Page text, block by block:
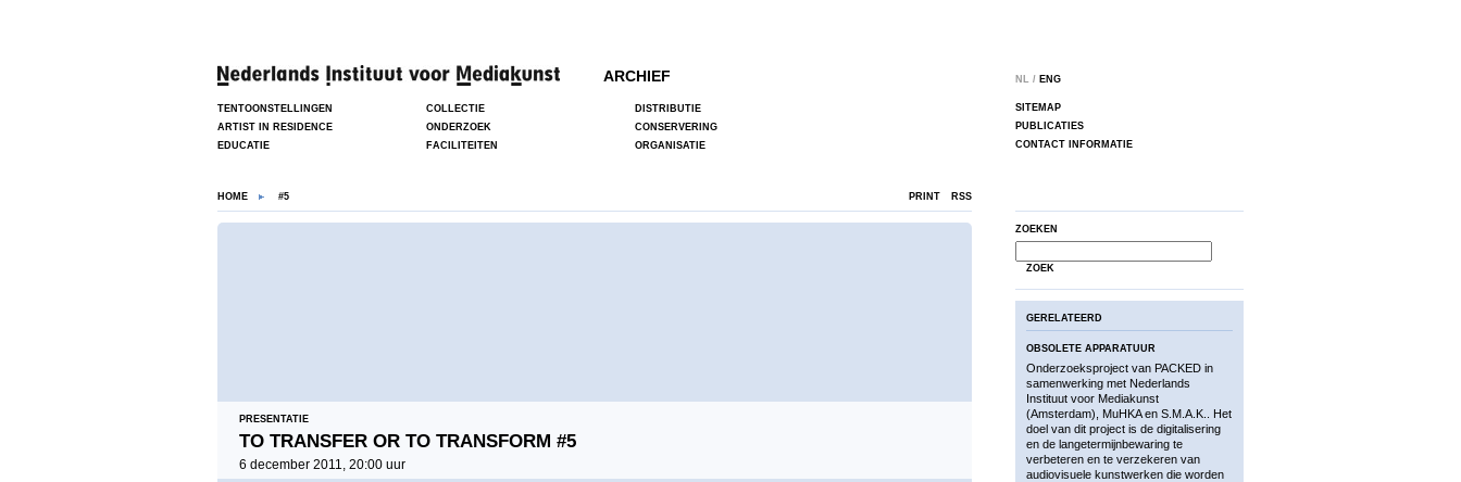
ARCHIEF
TENTOONSTELLINGEN COLLECTIE
DISTRIBUTIE
ARTIST IN RESIDENCE
ONDERZOEK
CONSERVERING
EDUCATIE
FACILITEITEN ORGANISATIE
HOME #5 PRINT RSS
PRESENTATIE
TO TRANSFER OR TO TRANSFORM #5
6 december 2011, 20:00 uur
NL / ENG
SITEMAP
PUBLICATIES
CONTACT INFORMATIE
ZOEKEN
ZOEK
GERELATEERD
OBSOLETE APPARATUUR
Onderzoeksproject van PACKED in
samenwerking met Nederlands
Instituut voor Mediakunst
(Amsterdam), MuHKA en S.M.A.K.. Het
doel van dit project is de digitalisering
en de langetermijnbewaring te
verbeteren en te verzekeren van
audiovisuele kunstwerken die worden